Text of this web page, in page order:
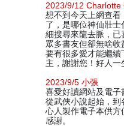
2023/9/12 Charlotte
想不到今天上網查看
了，是哪位神仙壯
細搜尋來龍去脈，已
眾多書友但卻無啥
要有很多愛才能繼續
主，謝謝您！好人一
2023/9/5 小張
喜愛好讀網站及電子
從武俠小說起始，到
心人製作電子本供方
感謝。